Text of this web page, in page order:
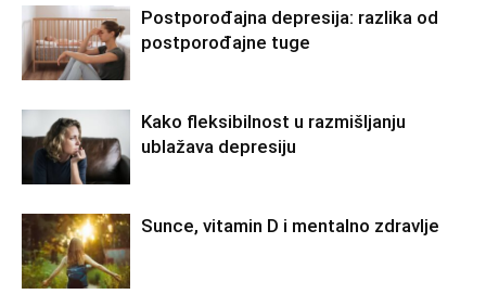
Postporođajna depresija: razlika od
postporođajne tuge
Kako fleksibilnost u razmišljanju
ublažava depresiju
Sunce, vitamin D i mentalno zdravlje